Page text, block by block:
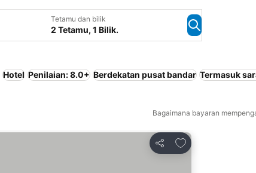
Tetamu dan bilik
2 Tetamu, 1 Bilik.
Hotel Penilaian: 8.0+ Berdekatan pusat bandar Termasuk
Bagaimana bayaran
Kongsi
Tambah ke favorit